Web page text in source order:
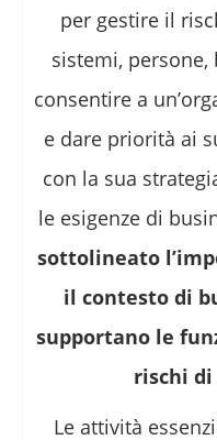
per gestire il
sistemi, persone,
consentire a
e dare priorità ai
con la sua
le esigenze di
sottolineato
il contesto di
supportano le
rischi
Le attività